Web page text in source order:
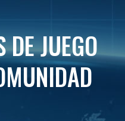
JUEGO